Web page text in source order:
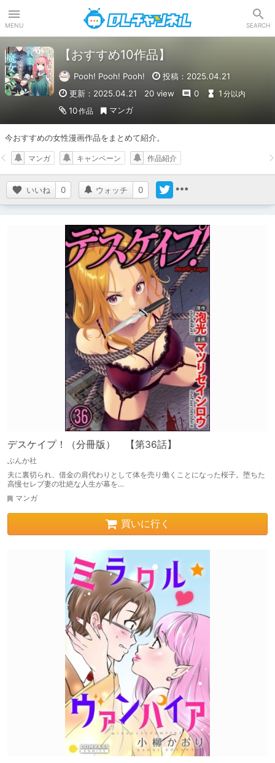
MENU SEARCH
【おすすめ10作品】
Pooh! Pooh! Pooh!
投稿：2025.04.21
更新：2025.04.21
20 view 0 1 分以内
10作品 マンガ
今おすすめの女性漫画作品をまとめて紹介。
いいね 0 ウォッチ 0
マンガ キャンペーン 作品紹介
デスケイプ！（分冊版） 【第36話】
ぶんか社
夫に裏切られ、借金の肩代わりとして体を売り働くことになった桜子。堕ちた
高慢セレブ妻の壮絶な人生が幕を…
マンガ
買いに行く